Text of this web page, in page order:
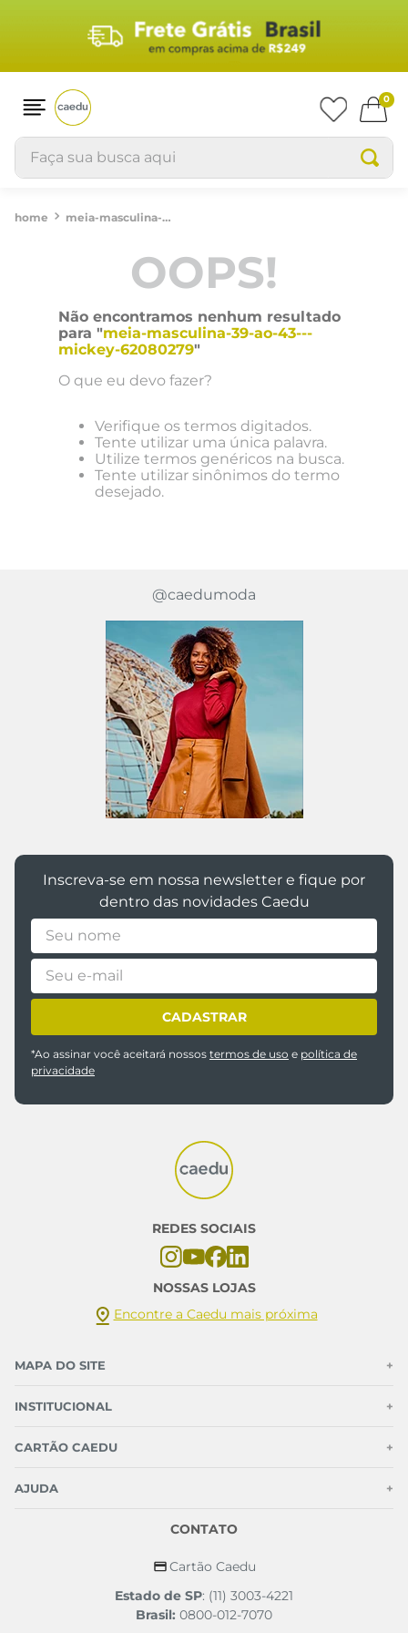
0
Faça sua busca aqui
meia-masculina-39-ao-43---mickey-62080279
OOPS!
Não encontramos nenhum resultado
para "meia-masculina-39-ao-43---
mickey-62080279"
O que eu devo fazer?
Verifique os termos digitados.
Tente utilizar uma única palavra.
Utilize termos genéricos na busca.
Tente utilizar sinônimos do termo
desejado.
@caedumoda
Inscreva-se em nossa newsletter e fique por
dentro das novidades Caedu
CADASTRAR
*Ao assinar você aceitará nossos termos de uso e política de
privacidade
REDES SOCIAIS
NOSSAS LOJAS
Encontre a Caedu mais próxima
MAPA DO SITE +
INSTITUCIONAL +
CARTÃO CAEDU +
AJUDA +
CONTATO
Cartão Caedu
Estado de SP: (11) 3003-4221
Brasil: 0800-012-7070